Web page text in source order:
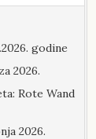
godine
2026.
Rote Wand
2026.